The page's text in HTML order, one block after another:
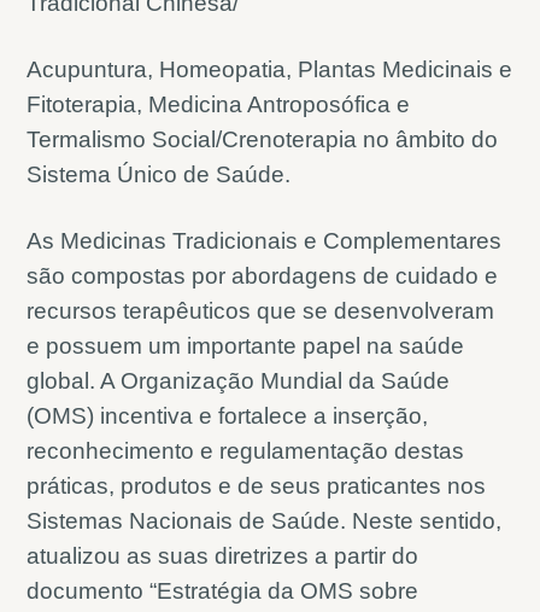
Acupuntura, Homeopatia, Plantas Medicinais e
Fitoterapia, Medicina Antroposófica e
Termalismo Social/Crenoterapia no âmbito do
Sistema Único de Saúde.
As Medicinas Tradicionais e Complementares
são compostas por abordagens de cuidado e
recursos terapêuticos que se desenvolveram
e possuem um importante papel na saúde
global. A Organização Mundial da Saúde
(OMS) incentiva e fortalece a inserção,
reconhecimento e regulamentação destas
práticas, produtos e de seus praticantes nos
Sistemas Nacionais de Saúde. Neste sentido,
atualizou as suas diretrizes a partir do
documento “Estratégia da OMS sobre